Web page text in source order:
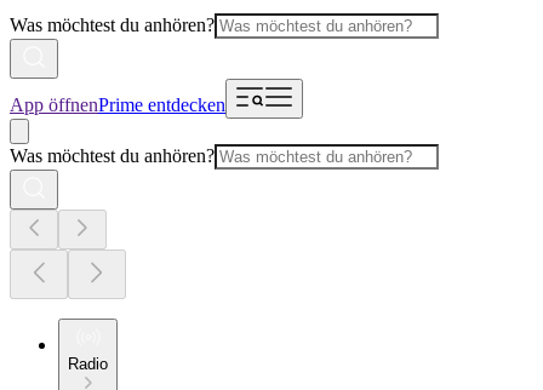
Was möchtest du anhören?
App öffnenPrime entdecken
Was möchtest du anhören?
Radio